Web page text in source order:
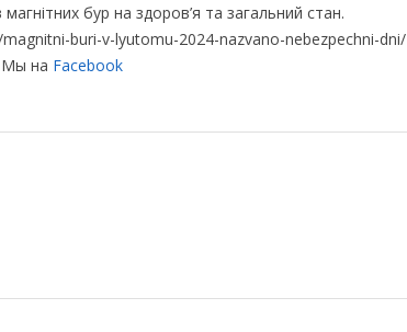
бур на здоров’я та загальний стан.
buri-v-lyutomu-2024-nazvano-nebezpechni-dni/
на Facebook